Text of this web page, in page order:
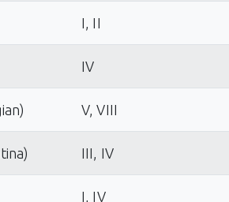
I, II
IV
V, VIII
III, IV
I, IV